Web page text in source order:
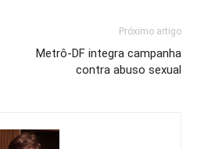
Próximo artigo
Metrô-DF integra campanha
contra abuso sexual